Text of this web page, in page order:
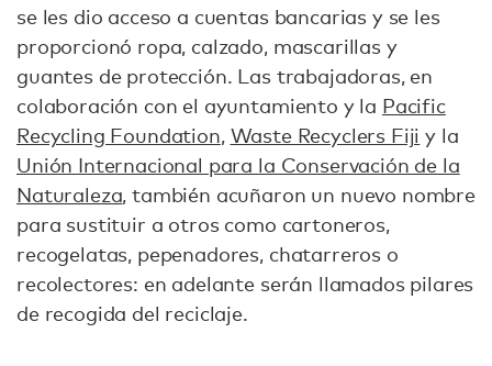
se les dio acceso a cuentas bancarias y se les
proporcionó ropa, calzado, mascarillas y
guantes de protección. Las trabajadoras, en
colaboración con el ayuntamiento y la Pacific
Recycling Foundation, Waste Recyclers Fiji y la
Unión Internacional para la Conservación de la
Naturaleza, también acuñaron un nuevo nombre
para sustituir a otros como cartoneros,
recogelatas, pepenadores, chatarreros o
recolectores: en adelante serán llamados pilares
de recogida del reciclaje.